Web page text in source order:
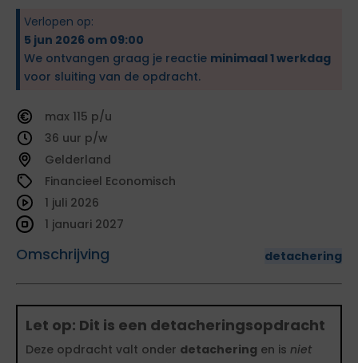
Verlopen op:
5 jun 2026 om 09:00
We ontvangen graag je reactie minimaal 1 werkdag
voor sluiting van de opdracht.
115
36
Gelderland
Financieel Economisch
Omschrijving detachering
1 juli 2026
1 januari 2027
Let op: Dit is een detacheringsopdracht
Deze opdracht valt onder detachering en is niet